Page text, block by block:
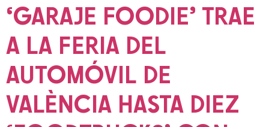
‘GARAJE FOODIE’ TRAE
A LA FERIA DEL
AUTOMÓVIL DE
VALÈNCIA HASTA DIEZ